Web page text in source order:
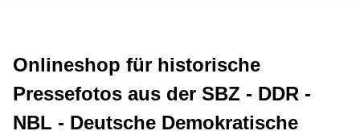
Onlineshop für historische
Pressefotos aus der SBZ - DDR -
NBL - Deutsche Demokratische